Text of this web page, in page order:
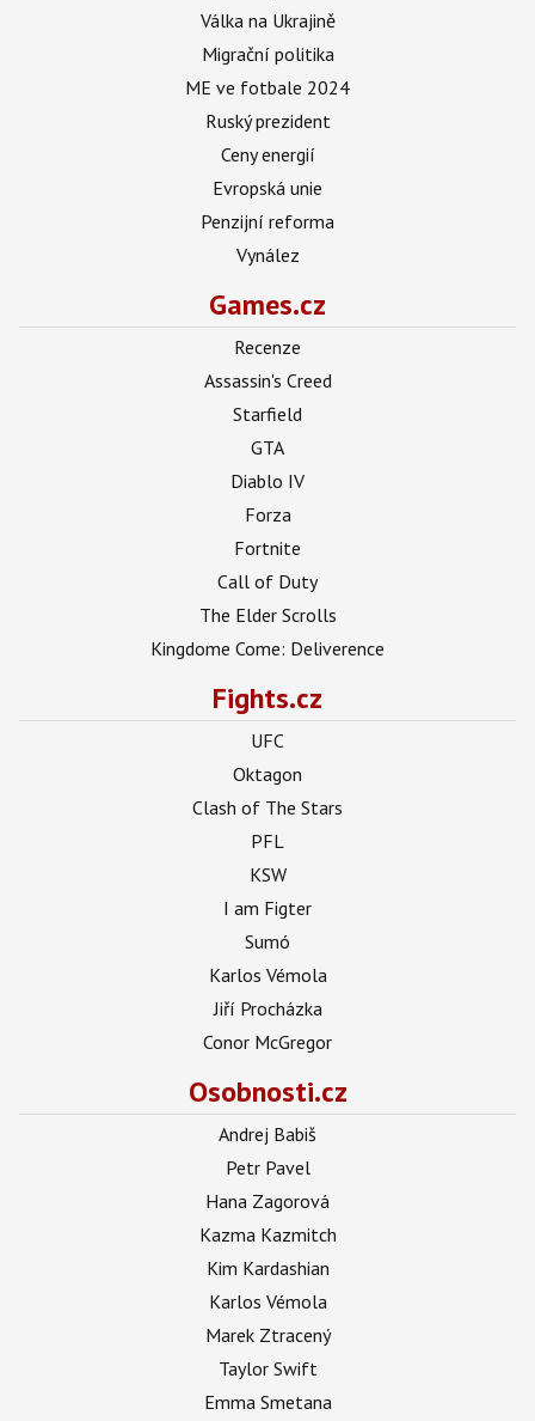
Válka na Ukrajině
Migrační politika
ME ve fotbale 2024
Ruský prezident
Ceny energií
Evropská unie
Penzijní reforma
Vynález
Games.cz
Recenze
Assassin's Creed
Starfield
GTA
Diablo IV
Forza
Fortnite
Call of Duty
The Elder Scrolls
Kingdome Come: Deliverence
Fights.cz
UFC
Oktagon
Clash of The Stars
PFL
KSW
I am Figter
Sumó
Karlos Vémola
Jiří Procházka
Conor McGregor
Osobnosti.cz
Andrej Babiš
Petr Pavel
Hana Zagorová
Kazma Kazmitch
Kim Kardashian
Karlos Vémola
Marek Ztracený
Taylor Swift
Emma Smetana